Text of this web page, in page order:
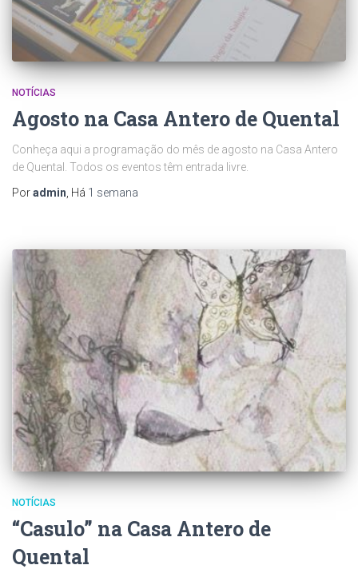
NOTÍCIAS
Agosto na Casa Antero de Quental
Conheça aqui a programação do mês de agosto na Casa Antero
de Quental. Todos os eventos têm entrada livre.
Poradmin , Há 1 semana
NOTÍCIAS
“Casulo” na Casa Antero de
Quental